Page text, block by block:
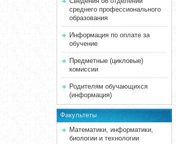
среднего профессионального
образования
Информация по оплате за
обучение
Предметные (цикловые)
комиссии
Родителям обучающихся
(информация)
Факультеты
Математики, информатики,
биологии и технологии